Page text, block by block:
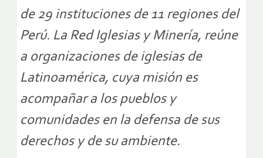
de 29 instituciones de 11 regiones del
Perú. La Red Iglesias y Minería, reúne
a organizaciones de iglesias de
Latinoamérica, cuya misión es
acompañar a los pueblos y
comunidades en la defensa de sus
derechos y de su ambiente.